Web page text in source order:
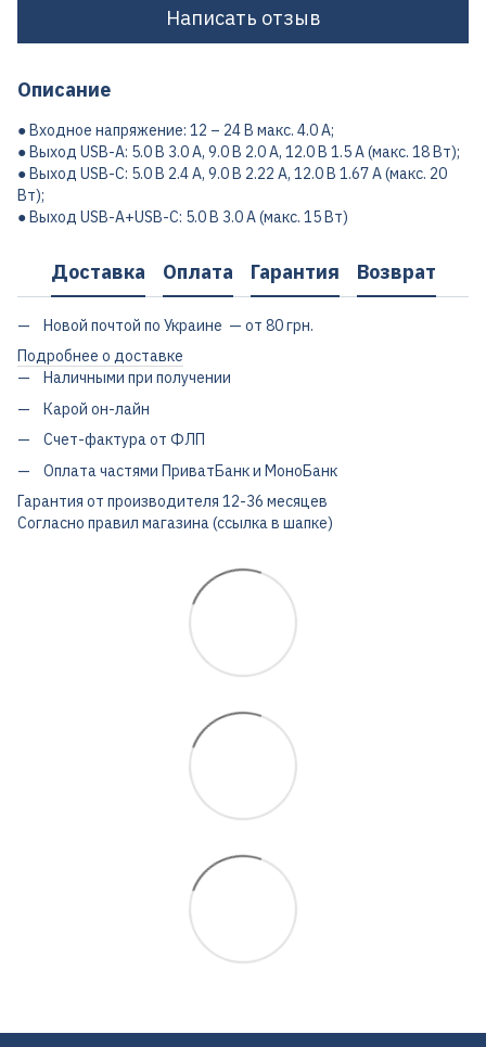
Написать отзыв
Описание
● Входное напряжение: 12 – 24 В макс. 4.0 А;
● Выход USB-A: 5.0 В 3.0 A, 9.0 В 2.0 A, 12.0 В 1.5 A (макс. 18 Вт);
● Выход USB-C: 5.0 В 2.4 A, 9.0 В 2.22 A, 12.0 В 1.67 A (макс. 20
Вт);
● Выход USB-A+USB-C: 5.0 В 3.0 A (макс. 15 Вт)
Доставка Оплата Гарантия Возврат
Новой почтой по Украине — от 80 грн.
Подробнее о доставке
Наличными при получении
Карой он-лайн
Счет-фактура от ФЛП
Оплата частями ПриватБанк и МоноБанк
Гарантия от производителя 12-36 месяцев
Согласно правил магазина (ссылка в шапке)